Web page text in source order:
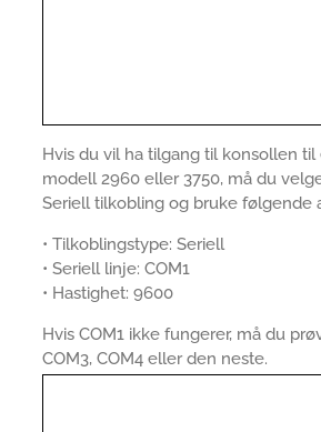
Hvis du vil ha tilgang til konsollen til
modell 2960 eller 3750, må du
Seriell tilkobling og bruke følgende
• Tilkoblingstype: Seriell
• Seriell linje: COM1
• Hastighet: 9600
Hvis COM1 ikke fungerer, må du
COM3, COM4 eller den neste.